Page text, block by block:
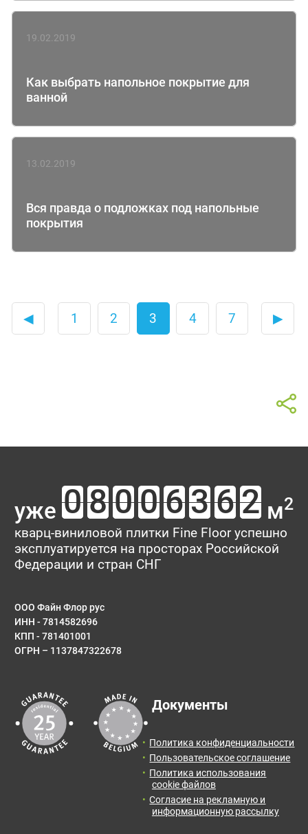
19.02.2019
Как выбрать напольное покрытие для
ванной
13.02.2019
Вся правда о подложках под напольные
покрытия
◀ 1 2 3 4 7 ▶
уже м2
кварц-виниловой плитки Fine Floor успешно
эксплуатируется на просторах Российской
Федерации и стран СНГ
ООО Файн Флор рус
ИНН - 7814582696
КПП - 781401001
ОГРН – 1137847322678
Документы
Политика конфиденциальности
Пользовательское соглашение
Политика использования
cookie файлов
Согласие на рекламную и
информационную рассылку